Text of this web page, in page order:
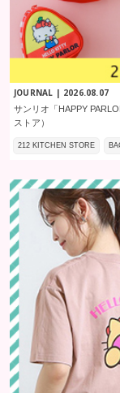
JOURNAL | 2026.08.07
サンリオ「HAPPY
ストア）
212 KITCHEN STORE